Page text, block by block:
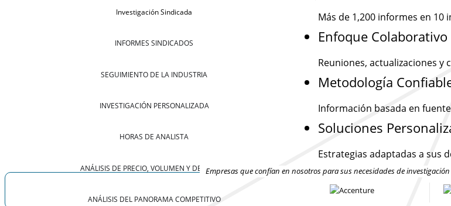
Investigación Sindicada
INFORMES SINDICADOS
SEGUIMIENTO DE LA INDUSTRIA
INVESTIGACIÓN PERSONALIZADA
HORAS DE ANALISTA
ANÁLISIS DE PRECIO, VOLUMEN Y DEMANDA
ANÁLISIS DEL PANORAMA COMPETITIVO
Más de 1,200 informes en 10
Enfoque Colaborativo
Reuniones, actualizaciones
Metodología
Información basada en
Soluciones
Estrategias adaptadas a sus
Empresas que confían en nosotros para sus necesidades de